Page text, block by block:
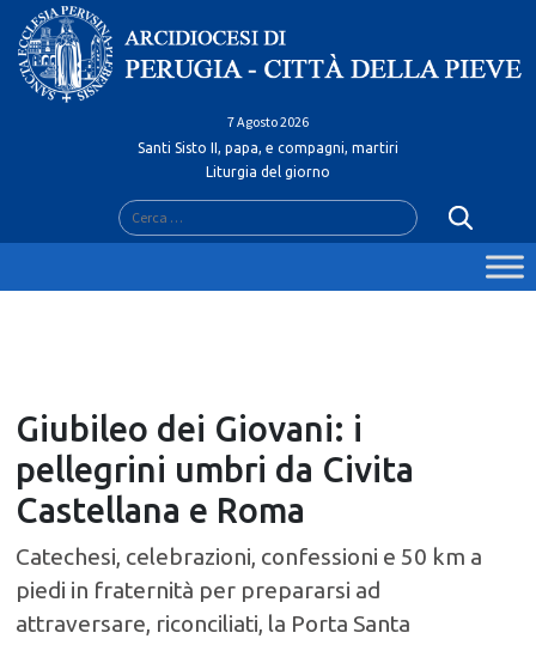
Skip
content
7 Agosto 2026
Santi Sisto II, papa, e compagni, martiri
Liturgia del giorno
Ricerca
per:
Giubileo dei Giovani: i
pellegrini umbri da Civita
Castellana e Roma
Catechesi, celebrazioni, confessioni e 50 km a
piedi in fraternità per prepararsi ad
attraversare, riconciliati, la Porta Santa